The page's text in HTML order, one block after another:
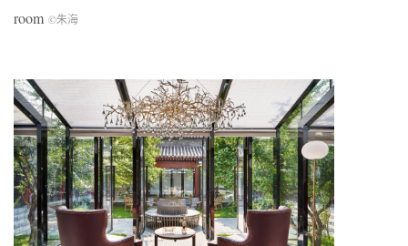
room ©朱海